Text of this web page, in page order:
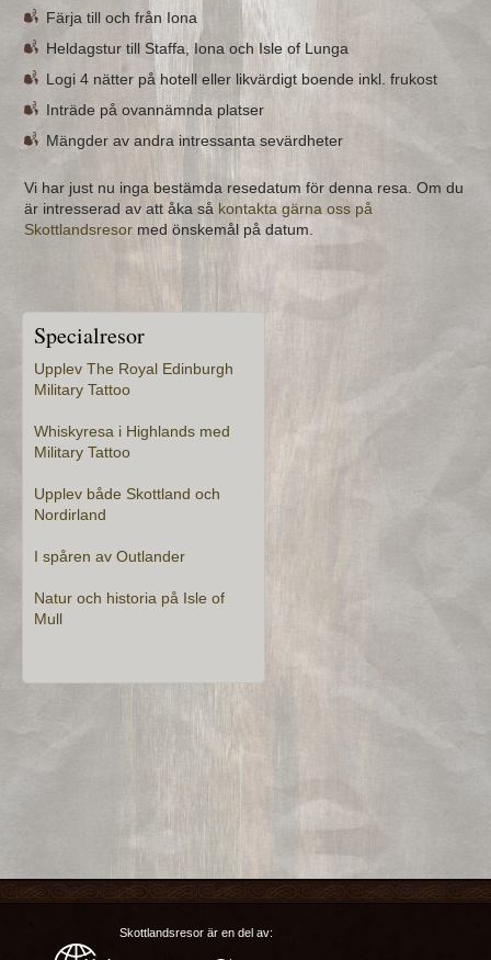
Färja till och från Iona
Heldagstur till Staffa, Iona och Isle of Lunga
Logi 4 nätter på hotell eller likvärdigt boende inkl. frukost
Inträde på ovannämnda platser
Mängder av andra intressanta sevärdheter
Vi har just nu inga bestämda resedatum för denna resa. Om du
är intresserad av att åka så kontakta gärna oss på
Skottlandsresor med önskemål på datum.
Specialresor
Upplev The Royal Edinburgh
Military Tattoo
Whiskyresa i Highlands med
Military Tattoo
Upplev både Skottland och
Nordirland
I spåren av Outlander
Natur och historia på Isle of
Mull
Skottlandsresor är en del av: